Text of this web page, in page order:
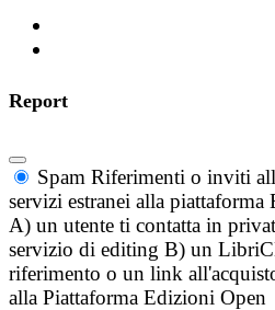
Report
Spam Riferimenti o inviti
servizi estranei alla
A) un utente ti contatta in
servizio di editing B) un
riferimento o un link
alla Piattaforma Edizioni Open